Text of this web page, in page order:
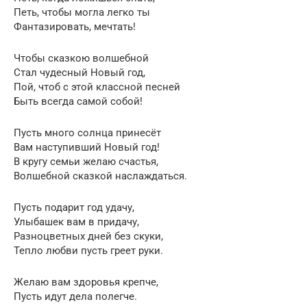
Петь, чтобы могла легко ты
Фантазировать, мечтать!
Чтобы сказкою волшебной
Стал чудесный Новый год,
Пой, чтоб с этой классной песней
Быть всегда самой собой!
Пусть много солнца принесёт
Вам наступивший Новый год!
В кругу семьи желаю счастья,
Волшебной сказкой наслаждаться.
Пусть подарит год удачу,
Улыбашек вам в придачу,
Разноцветных дней без скуки,
Тепло любви пусть греет руки.
Желаю вам здоровья крепче,
Пусть идут дела полегче.